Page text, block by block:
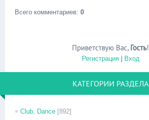
Всего комментариев: 0
Приветствую Вас, Гость!
Регистрация| Вход
КАТЕГОРИИ РАЗДЕЛА
Club, Dance [892]